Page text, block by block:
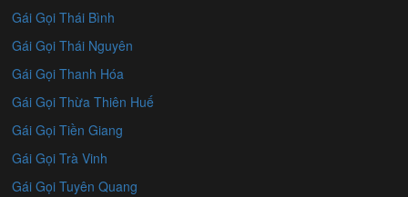
Gái Gọi Thái Bình
Gái Gọi Thái Nguyên
Gái Gọi Thanh Hóa
Gái Gọi Thừa Thiên Huế
Gái Gọi Tiền Giang
Gái Gọi Trà Vinh
Gái Gọi Tuyên Quang